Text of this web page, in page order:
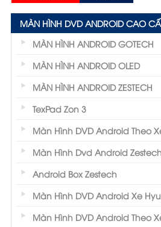
MÀN HÌNH DVD ANDROID CAO
MÀN HÌNH ANDROID GOTECH
MÀN HÌNH ANDROID OLED
MÀN HÌNH ANDROID ZESTECH
TexPad Zon 3
Màn Hình DVD Android Theo
Màn Hình Dvd Android Zestech
Android Box Zestech
Màn Hình DVD Android Xe
Màn Hình DVD Android Theo